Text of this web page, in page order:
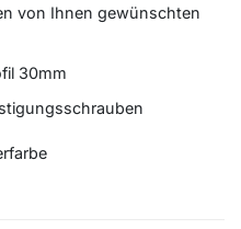
von Ihnen gewünschten
30mm